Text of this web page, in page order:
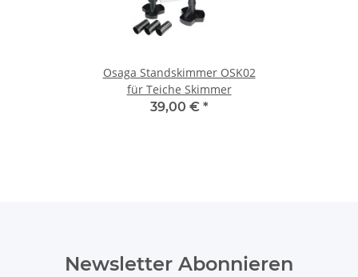
Osaga Standskimmer OSK02
für Teiche Skimmer
39,00 € *
Newsletter Abonnieren